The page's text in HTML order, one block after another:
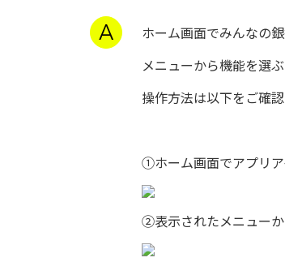
ホーム画面でみんなの
メニューから機能を選
操作方法は以下をご確認
①ホーム画面でアプリ
②表示されたメニュー